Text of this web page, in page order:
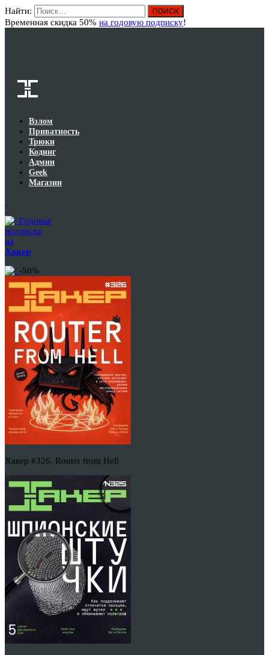
Найти:
Временная скидка 50% на годовую подписку!
Взлом
Приватность
Трюки
Кодинг
Админ
Geek
Магазин
Годовая
подписка
на
Хакер
-50%
Хакер #326. Router from Hell